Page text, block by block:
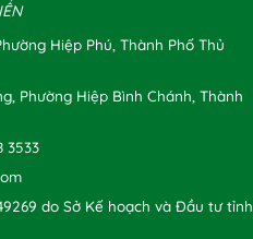
Hiệp Phú, Thành Phố Thủ
Phường Hiệp Bình Chánh, Thành
3533
do Sở Kế hoạch và Đầu tư tỉnh